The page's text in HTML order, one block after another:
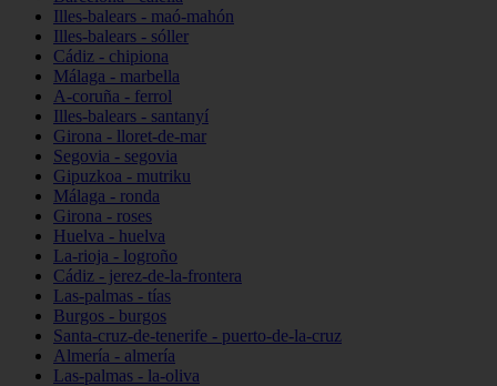
Illes-balears - maó-mahón
Illes-balears - sóller
Cádiz - chipiona
Málaga - marbella
A-coruña - ferrol
Illes-balears - santanyí
Girona - lloret-de-mar
Segovia - segovia
Gipuzkoa - mutriku
Málaga - ronda
Girona - roses
Huelva - huelva
La-rioja - logroño
Cádiz - jerez-de-la-frontera
Las-palmas - tías
Burgos - burgos
Santa-cruz-de-tenerife - puerto-de-la-cruz
Almería - almería
Las-palmas - la-oliva